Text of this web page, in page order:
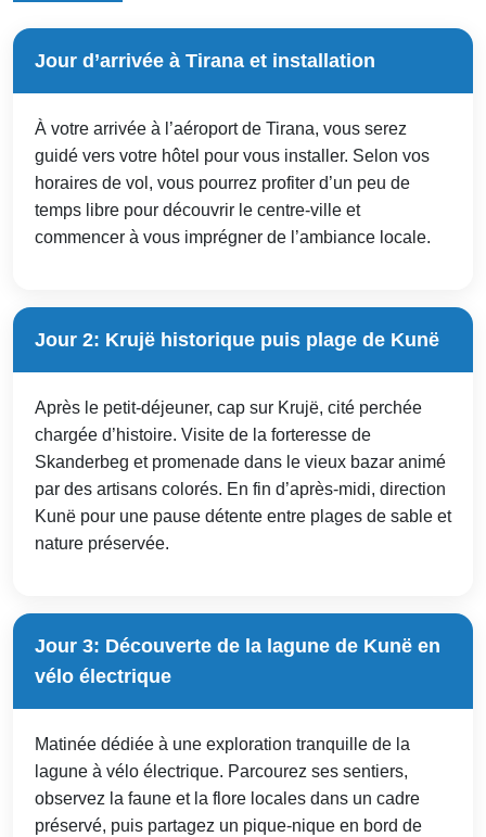
Jour d’arrivée à Tirana et installation
À votre arrivée à l’aéroport de Tirana, vous serez
guidé vers votre hôtel pour vous installer. Selon vos
horaires de vol, vous pourrez profiter d’un peu de
temps libre pour découvrir le centre-ville et
commencer à vous imprégner de l’ambiance locale.
Jour 2: Krujë historique puis plage de Kunë
Après le petit-déjeuner, cap sur Krujë, cité perchée
chargée d’histoire. Visite de la forteresse de
Skanderbeg et promenade dans le vieux bazar animé
par des artisans colorés. En fin d’après-midi, direction
Kunë pour une pause détente entre plages de sable et
nature préservée.
Jour 3: Découverte de la lagune de Kunë en
vélo électrique
Matinée dédiée à une exploration tranquille de la
lagune à vélo électrique. Parcourez ses sentiers,
observez la faune et la flore locales dans un cadre
préservé, puis partagez un pique-nique en bord de